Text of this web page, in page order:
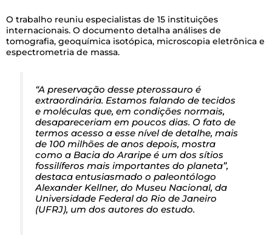
O trabalho reuniu especialistas de 15 instituições
internacionais. O documento detalha análises de
tomografia, geoquímica isotópica, microscopia eletrônica e
espectrometria de massa.
“A preservação desse pterossauro é
extraordinária. Estamos falando de tecidos
e moléculas que, em condições normais,
desapareceriam em poucos dias. O fato de
termos acesso a esse nível de detalhe, mais
de 100 milhões de anos depois, mostra
como a Bacia do Araripe é um dos sítios
fossilíferos mais importantes do planeta”,
destaca entusiasmado o paleontólogo
Alexander Kellner, do Museu Nacional, da
Universidade Federal do Rio de Janeiro
(UFRJ), um dos autores do estudo.